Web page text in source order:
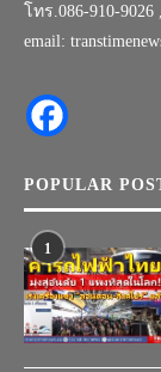
โทร.086-910-9026
email:
POPULAR
1